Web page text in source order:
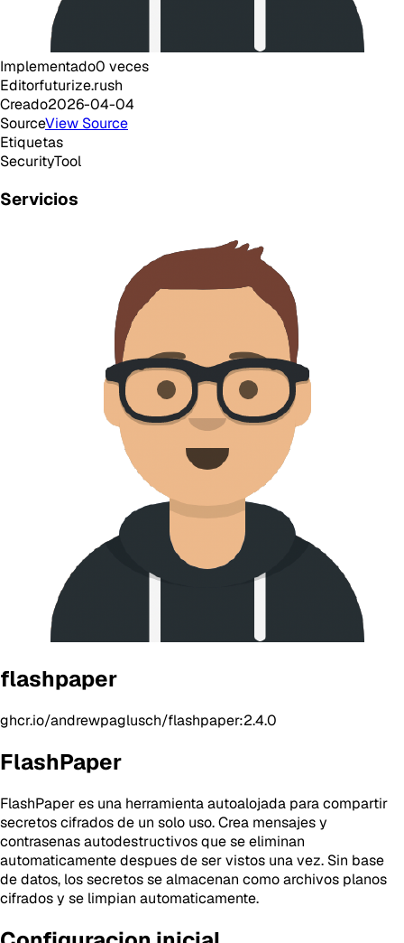
Implementado0 veces
Editorfuturize.rush
Creado2026-04-04
SourceView Source
Etiquetas
SecurityTool
Servicios
flashpaper
ghcr.io/andrewpaglusch/flashpaper:2.4.0
FlashPaper
FlashPaper es una herramienta autoalojada para compartir
secretos cifrados de un solo uso. Crea mensajes y
contrasenas autodestructivos que se eliminan
automaticamente despues de ser vistos una vez. Sin base
de datos, los secretos se almacenan como archivos planos
cifrados y se limpian automaticamente.